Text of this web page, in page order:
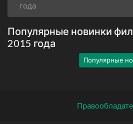
года
Популярные новинки
2015 года
Популярные